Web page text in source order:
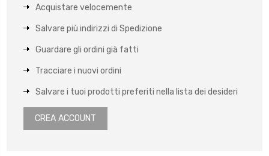
Acquistare velocemente
Salvare più indirizzi di Spedizione
Guardare gli ordini già fatti
Tracciare i nuovi ordini
Salvare i tuoi prodotti preferiti nella lista dei desideri
CREA ACCOUNT